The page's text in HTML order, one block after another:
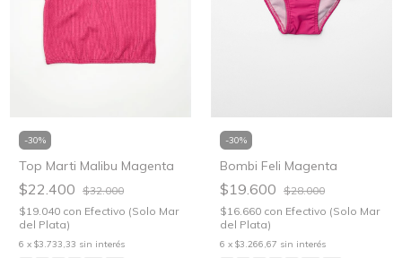
-30%
Top Marti Malibu Magenta
$22.400 $32.000
$19.040 con Efectivo (Solo Mar
del Plata)
6 x $3.733,33 sin interés
-30%
Bombi Feli Magenta
$19.600 $28.000
$16.660 con Efectivo (Solo Mar
del Plata)
6 x $3.266,67 sin interés